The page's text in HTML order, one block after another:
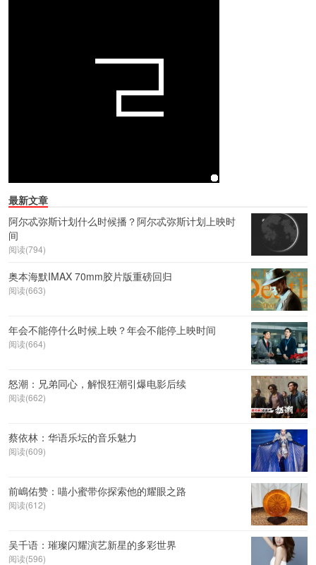
最新文章
阿尔忒弥斯计划什么时候播？阿尔忒弥斯计划上映时
间
阅读(794)
奥本海默IMAX 70mm胶片版重磅回归
阅读(663)
年会不能停什么时候上映？年会不能停上映时间
阅读(664)
怒潮：兄弟同心，解恨狂潮引爆电影后续
阅读(662)
蔡依林：华语乐坛的音乐魅力
阅读(609)
前嶋佑赞：喵小蜜带你探索他的耀眼之路
阅读(612)
吴千语：璀璨闪耀演艺新星的多彩世界
阅读(596)